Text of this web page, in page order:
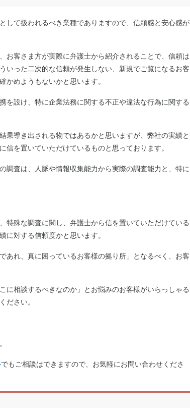
して扱われるべき業種でありますので、信頼感と安心感が
お客さま方が実際に弁護士から紹介されることで、信頼は
いった二次的な信頼が発生しない、新規でご覧になるお客
かめようもないかと思います。
を設け、特に企業法務に関する不正や違法な行為に関する
果導き出される物ではあるかと思いますが、弊社の実績と
信を置いていただけているものと思っております。
調査は、人脈や情報収集能力から実際の調査能力と、特に
特殊な調査に関し、弁護士から信を置いていただけている
に対する信頼度かと思います。
あれ、真に困っているお客様の拠り所」となるべく、お客
に相談するべきなのか」とお悩みのお客様がいらっしゃる
ださい。
でもご相談はできますので、お気軽にお問い合わせくださ